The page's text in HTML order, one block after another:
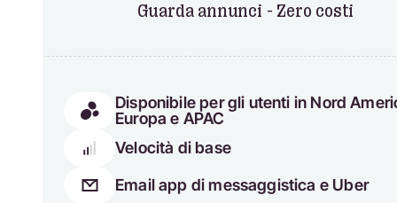
Guarda annunci - Zero costi
Disponibile per gli utenti in Nord
Europa e APAC
Velocità di base
Email app di messaggistica e Uber